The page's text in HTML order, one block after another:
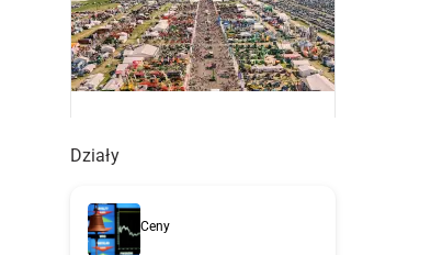
Działy
Ceny